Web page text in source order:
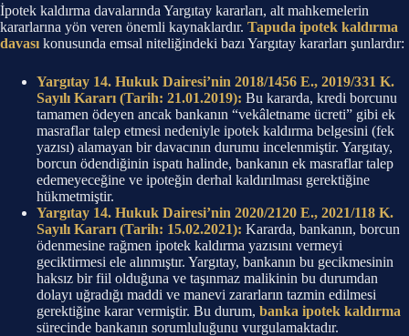
İpotek kaldırma davalarında Yargıtay kararları, alt mahkemelerin
kararlarına yön veren önemli kaynaklardır. Tapuda ipotek kaldırma
davası konusunda emsal niteliğindeki bazı Yargıtay kararları şunlardır:
Yargıtay 14. Hukuk Dairesi’nin 2018/1456 E., 2019/331 K.
Sayılı Kararı (Tarih: 21.01.2019): Bu kararda, kredi borcunu
tamamen ödeyen ancak bankanın “vekâletname ücreti” gibi ek
masraflar talep etmesi nedeniyle ipotek kaldırma belgesini (fek
yazısı) alamayan bir davacının durumu incelenmiştir. Yargıtay,
borcun ödendiğinin ispatı halinde, bankanın ek masraflar talep
edemeyeceğine ve ipoteğin derhal kaldırılması gerektiğine
hükmetmiştir.
Yargıtay 14. Hukuk Dairesi’nin 2020/2120 E., 2021/118 K.
Sayılı Kararı (Tarih: 15.02.2021): Kararda, bankanın, borcun
ödenmesine rağmen ipotek kaldırma yazısını vermeyi
geciktirmesi ele alınmıştır. Yargıtay, bankanın bu gecikmesinin
haksız bir fiil olduğuna ve taşınmaz malikinin bu durumdan
dolayı uğradığı maddi ve manevi zararların tazmin edilmesi
gerektiğine karar vermiştir. Bu durum, banka ipotek kaldırma
sürecinde bankanın sorumluluğunu vurgulamaktadır.